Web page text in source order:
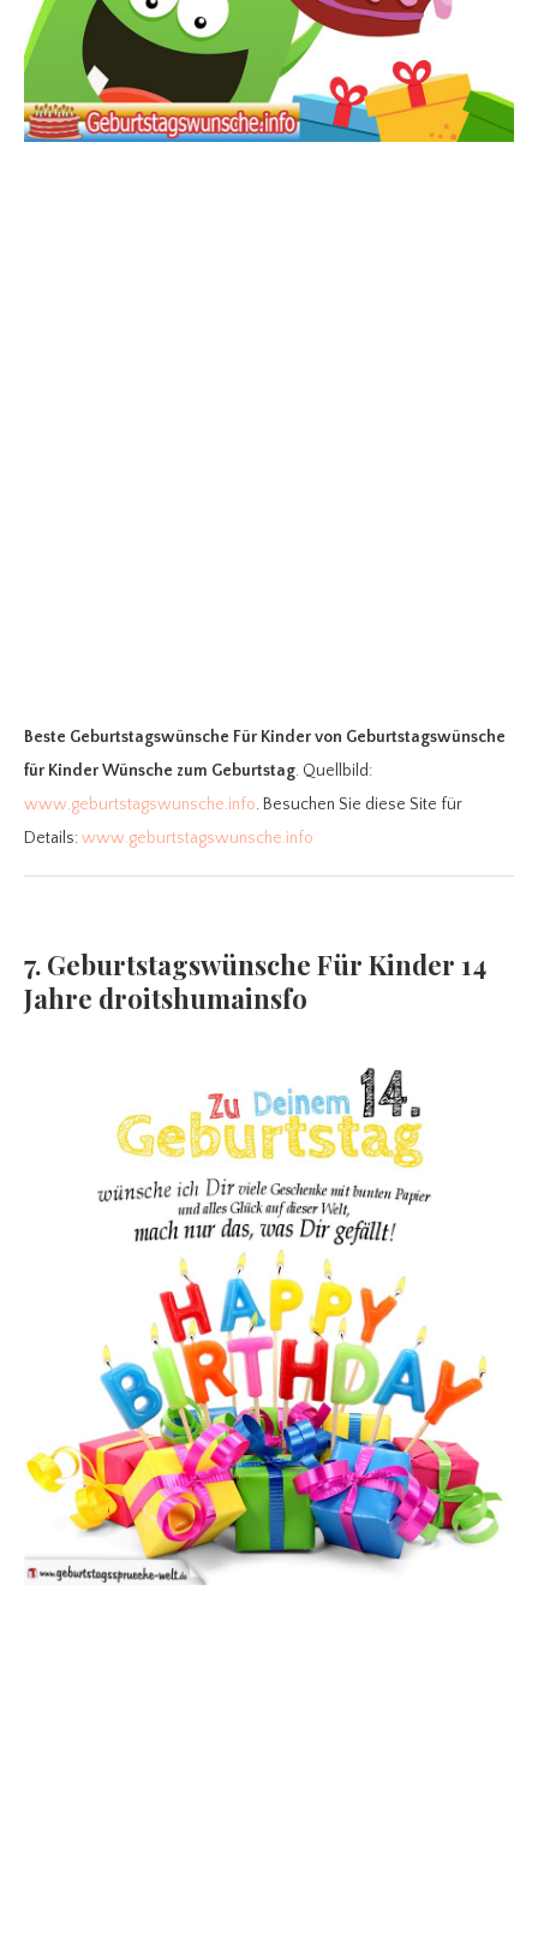
Beste Geburtstagswünsche Für Kindervon Geburtstagswünsche
für Kinder Wünsche zum Geburtstag. Quellbild:
www.geburtstagswunsche.info. Besuchen Sie diese Site für
Details:www.geburtstagswunsche.info
7. Geburtstagswünsche Für Kinder 14
Jahre droitshumainsfo